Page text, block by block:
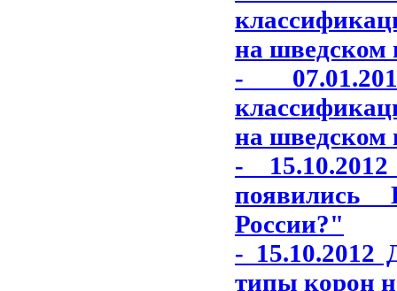
на шведском
-
на шведском
-
появились
России?"
- 15.10.2012
типы корон